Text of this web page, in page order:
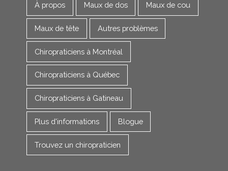
À propos Maux de dos Maux de cou
Maux de tête Autres problèmes
Chiropraticiens à Montréal
Chiropraticiens à Québec
Chiropraticiens à Gatineau
Plus d'informations Blogue
Trouvez un chiropraticien